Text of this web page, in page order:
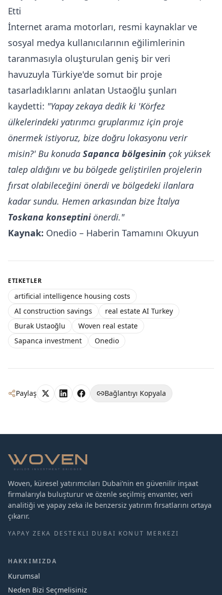
Etti
İnternet arama motorları, resmi kaynaklar ve
sosyal medya kullanıcılarının eğilimlerinin
taranmasıyla oluşturulan geniş bir veri
havuzuyla Türkiye'de somut bir proje
tasarladıklarını anlatan Ustaoğlu şunları
kaydetti: "Yapay zekaya dedik ki 'Körfez
ülkelerindeki yatırımcı gruplarımız için proje
önermek istiyoruz, bize doğru lokasyonu verir
misin?' Bu konuda Sapanca bölgesinin çok yüksek
talep aldığını ve bu bölgede geliştirilen projelerin
fırsat olabileceğini önerdi ve bölgedeki ilanlara
kadar sundu. Hemen arkasından bize İtalya
Toskana konseptiniönerdi."
Kaynak: Onedio – Haberin Tamamını Okuyun
ETIKETLER
artificial intelligence housing costs
AI construction savings
real estate AI Turkey
Burak Ustaoğlu
Woven real estate
Sapanca investment
Onedio
Paylaş Bağlantıyı Kopyala
Woven, küresel yatırımcıları Dubai’nin en güvenilir inşaat
firmalarıyla buluşturur ve özenle seçilmiş envanter, veri
analitiği ve yapay zeka ile benzersiz yatırım fırsatlarını ortaya
çıkarır.
YAPAY ZEKA DESTEKLI DUBAI KONUT MERKEZI
HAKKIMIZDA
Kurumsal
Neden Bizi Seçmelisiniz